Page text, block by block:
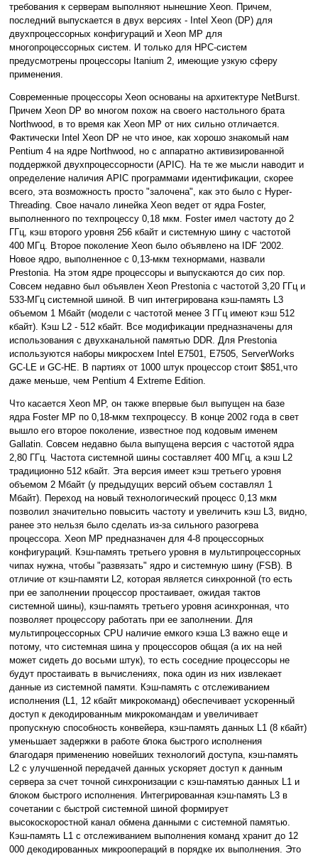
требования к серверам выполняют нынешние Xeon. Причем,
последний выпускается в двух версиях - Intel Xeon (DP) для
двухпроцессорных конфигураций и Xeon MP для
многопроцессорных систем. И только для HPC-систем
предусмотрены процессоры Itanium 2, имеющие узкую сферу
применения.
Современные процессоры Xeon основаны на архитектуре NetBurst.
Причем Xeon DP во многом похож на своего настольного брата
Northwood, в то время как Xeon MP от них сильно отличается.
Фактически Intel Xeon DP не что иное, как хорошо знакомый нам
Pentium 4 на ядре Northwood, но с аппаратно активизированной
поддержкой двухпроцессорности (APIC). На те же мысли наводит и
определение наличия APIC программами идентификации, скорее
всего, эта возможность просто "залочена", как это было с Hyper-
Threading. Свое начало линейка Xeon ведет от ядра Foster,
выполненного по техпроцессу 0,18 мкм. Foster имел частоту до 2
ГГц, кэш второго уровня 256 кбайт и системную шину с частотой
400 МГц. Второе поколение Xeon было объявлено на IDF '2002.
Новое ядро, выполненное с 0,13-мкм технормами, назвали
Prestonia. На этом ядре процессоры и выпускаются до сих пор.
Совсем недавно был объявлен Xeon Prestonia с частотой 3,20 ГГц и
533-МГц системной шиной. В чип интегрирована кэш-память L3
объемом 1 Мбайт (модели с частотой менее 3 ГГц имеют кэш 512
кбайт). Кэш L2 - 512 кбайт. Все модификации предназначены для
использования с двухканальной памятью DDR. Для Prestonia
используются наборы микросхем Intel E7501, E7505, ServerWorks
GC-LE и GC-HE. В партиях от 1000 штук процессор стоит $851,что
даже меньше, чем Pentium 4 Extreme Edition.
Что касается Xeon MP, он также впервые был выпущен на базе
ядра Foster MP по 0,18-мкм техпроцессу. В конце 2002 года в свет
вышло его второе поколение, известное под кодовым именем
Gallatin. Совсем недавно была выпущена версия с частотой ядра
2,80 ГГц. Частота системной шины составляет 400 МГц, а кэш L2
традиционно 512 кбайт. Эта версия имеет кэш третьего уровня
объемом 2 Мбайт (у предыдущих версий объем составлял 1
Мбайт). Переход на новый технологический процесс 0,13 мкм
позволил значительно повысить частоту и увеличить кэш L3, видно,
ранее это нельзя было сделать из-за сильного разогрева
процессора. Xeon MP предназначен для 4-8 процессорных
конфигураций. Кэш-память третьего уровня в мультипроцессорных
чипах нужна, чтобы "развязать" ядро и системную шину (FSB). В
отличие от кэш-памяти L2, которая является синхронной (то есть
при ее заполнении процессор простаивает, ожидая тактов
системной шины), кэш-память третьего уровня асинхронная, что
позволяет процессору работать при ее заполнении. Для
мультипроцессорных CPU наличие емкого кэша L3 важно еще и
потому, что системная шина у процессоров общая (а их на ней
может сидеть до восьми штук), то есть соседние процессоры не
будут простаивать в вычислениях, пока один из них извлекает
данные из системной памяти. Кэш-память с отслеживанием
исполнения (L1, 12 кбайт микрокоманд) обеспечивает ускоренный
доступ к декодированным микрокомандам и увеличивает
пропускную способность конвейера, кэш-память данных L1 (8 кбайт)
уменьшает задержки в работе блока быстрого исполнения
благодаря применению новейших технологий доступа, кэш-память
L2 с улучшенной передачей данных ускоряет доступ к данным
сервера за счет точной синхронизации с кэш-памятью данных L1 и
блоком быстрого исполнения. Интегрированная кэш-память L3 в
сочетании с быстрой системной шиной формирует
высокоскоростной канал обмена данными с системной памятью.
Кэш-память L1 с отслеживанием выполнения команд хранит до 12
000 декодированных микроопераций в порядке их выполнения. Это